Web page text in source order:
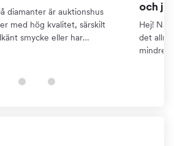
diamanter är auktionshus
med hög kvalitet, särskilt
smycke eller har
och
Hej! När
det
mindre